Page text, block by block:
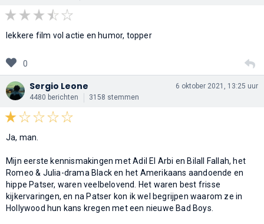
lekkere film vol actie en humor, topper
0
Sergio Leone
4480 berichten 3158 stemmen
6 oktober 2021, 13:25 uur
Ja, man.
Mijn eerste kennismakingen met Adil El Arbi en Bilall Fallah, het
Romeo & Julia-drama Black en het Amerikaans aandoende en
hippe Patser, waren veelbelovend. Het waren best frisse
kijkervaringen, en na Patser kon ik wel begrijpen waarom ze in
Hollywood hun kans kregen met een nieuwe Bad Boys.